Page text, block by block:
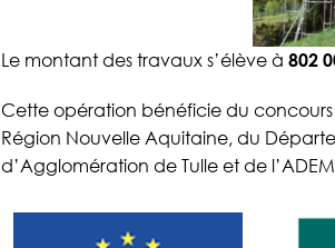
Le montant des travaux s’élève à 802
Cette opération bénéficie du concours
Région Nouvelle Aquitaine, du
d’Agglomération de Tulle et de